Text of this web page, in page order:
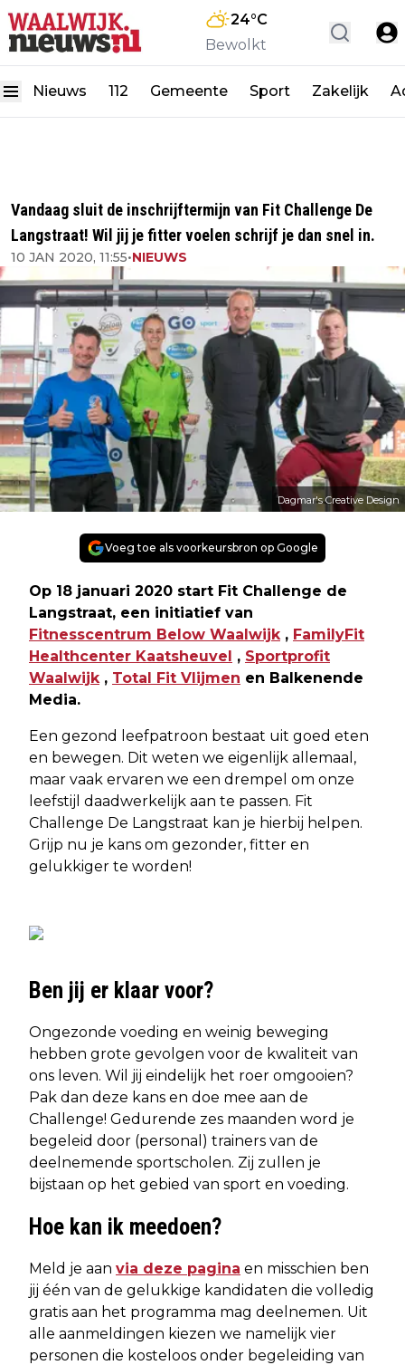
24°C
Bewolkt
Nieuws 112 Gemeente Sport Zakelijk
Vandaag sluit de inschrijftermijn van Fit Challenge De
Langstraat! Wil jij je fitter voelen schrijf je dan snel in.
10 JAN 2020, 11:55•NIEUWS
Dagmar's Creative Design
Voeg toe als voorkeursbron op Google
Op 18 januari 2020 start Fit Challenge de
Langstraat, een initiatief van
Fitnesscentrum Below Waalwijk , FamilyFit
Healthcenter Kaatsheuvel , Sportprofit
Waalwijk , Total Fit Vlijmen en Balkenende
Media.
Een gezond leefpatroon bestaat uit goed eten
en bewegen. Dit weten we eigenlijk allemaal,
maar vaak ervaren we een drempel om onze
leefstijl daadwerkelijk aan te passen. Fit
Challenge De Langstraat kan je hierbij helpen.
Grijp nu je kans om gezonder, fitter en
gelukkiger te worden!
Ben jij er klaar voor?
Ongezonde voeding en weinig beweging
hebben grote gevolgen voor de kwaliteit van
ons leven. Wil jij eindelijk het roer omgooien?
Pak dan deze kans en doe mee aan de
Challenge! Gedurende zes maanden word je
begeleid door (personal) trainers van de
deelnemende sportscholen. Zij zullen je
bijstaan op het gebied van sport en voeding.
Hoe kan ik meedoen?
Meld je aan via deze pagina en misschien ben
jij één van de gelukkige kandidaten die volledig
gratis aan het programma mag deelnemen. Uit
alle aanmeldingen kiezen we namelijk vier
personen die kosteloos onder begeleiding van